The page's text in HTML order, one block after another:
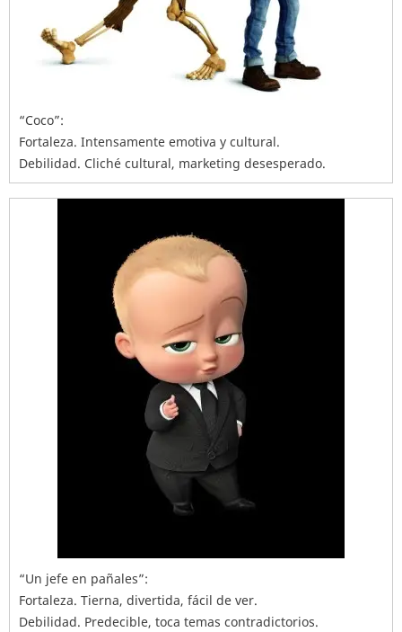
“Coco”:
Fortaleza. Intensamente emotiva y cultural.
Debilidad. Cliché cultural, marketing desesperado.
“Un jefe en pañales”:
Fortaleza. Tierna, divertida, fácil de ver.
Debilidad. Predecible, toca temas contradictorios.